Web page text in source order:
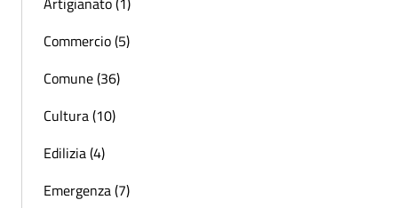
Commercio (5)
Comune (36)
Cultura (10)
Edilizia (4)
Emergenza (7)